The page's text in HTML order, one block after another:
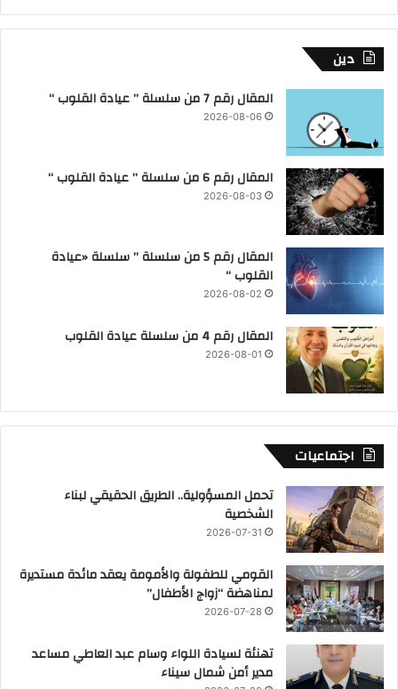
دين
المقال رقم 7 من سلسلة ” عيادة القلوب “
2026-08-06
المقال رقم 6 من سلسلة ” عيادة القلوب “
2026-08-03
المقال رقم 5 من سلسلة ” سلسلة «عيادة
القلوب “
2026-08-02
المقال رقم 4 من سلسلة عيادة القلوب
2026-08-01
اجتماعيات
تحمل المسؤولية.. الطريق الحقيقي لبناء
الشخصية
2026-07-31
القومي للطفولة والأمومة يعقد مائدة مستديرة
لمناهضة “زواج الأطفال”
2026-07-28
تهنئة لسيادة اللواء وسام عبد العاطي مساعد
مدير أمن شمال سيناء